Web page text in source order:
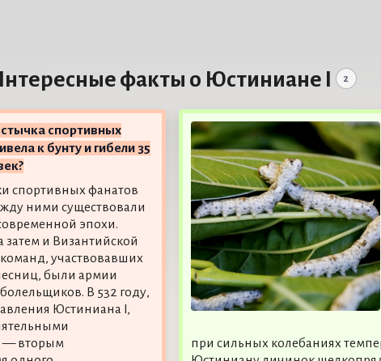
факты о Юстиниане I 2
стычка спортивных
к бунту и гибели 35
спортивных фанатов
ними существовали
эпохи.
затем и Византийской
участвовавших
были армии
В 532 году,
Юстиниана I,
— вторым
при сильных колебаниях